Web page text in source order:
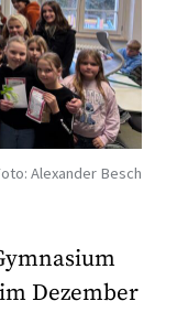
Alexander Besch
Dezember